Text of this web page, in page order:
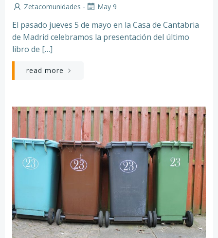
Zetacomunidades - May 9
El pasado jueves 5 de mayo en la Casa de Cantabria
de Madrid celebramos la presentación del último
libro de […]
read more